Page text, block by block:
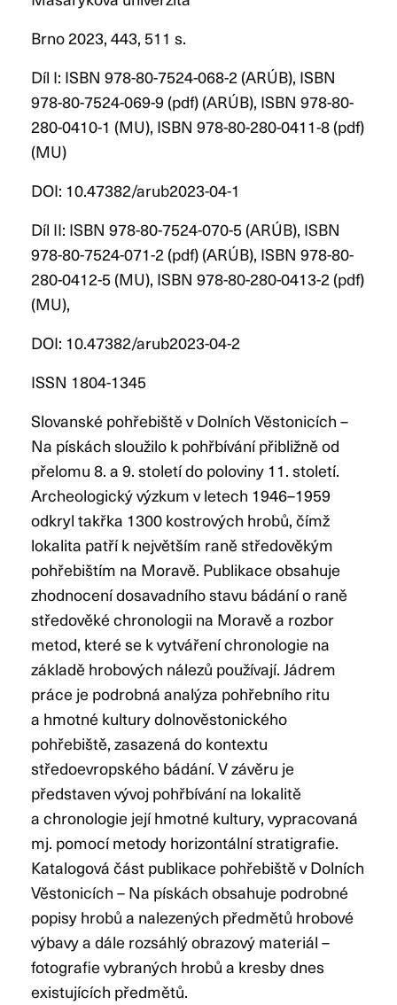
Brno 2023, 443, 511 s.
Díl I: ISBN 978-80-7524-068-2 (ARÚB), ISBN
978-80-7524-069-9 (pdf) (ARÚB), ISBN 978-80-
280-0410-1 (MU), ISBN 978-80-280-0411-8 (pdf)
(MU)
DOI: 10.47382/arub2023-04-1
Díl II: ISBN 978-80-7524-070-5 (ARÚB), ISBN
978-80-7524-071-2 (pdf) (ARÚB), ISBN 978-80-
280-0412-5 (MU), ISBN 978-80-280-0413-2 (pdf)
(MU),
DOI: 10.47382/arub2023-04-2
ISSN 1804-1345
Slovanské pohřebiště v Dolních Věstonicích –
Na pískách sloužilo k pohřbívání přibližně od
přelomu 8. a 9. století do poloviny 11. století.
Archeologický výzkum v letech 1946–1959
odkryl takřka 1300 kostrových hrobů, čímž
lokalita patří k největším raně středověkým
pohřebištím na Moravě. Publikace obsahuje
zhodnocení dosavadního stavu bádání o raně
středověké chronologii na Moravě a rozbor
metod, které se k vytváření chronologie na
základě hrobových nálezů používají. Jádrem
práce je podrobná analýza pohřebního ritu
a hmotné kultury dolnověstonického
pohřebiště, zasazená do kontextu
středoevropského bádání. V závěru je
představen vývoj pohřbívání na lokalitě
a chronologie její hmotné kultury, vypracovaná
mj. pomocí metody horizontální stratigrafie.
Katalogová část publikace pohřebiště v Dolních
Věstonicích – Na pískách obsahuje podrobné
popisy hrobů a nalezených předmětů hrobové
výbavy a dále rozsáhlý obrazový materiál –
fotografie vybraných hrobů a kresby dnes
existujících předmětů.